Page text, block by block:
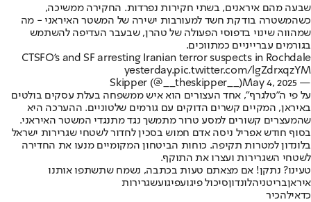
שבעה מהם איראנים, בשתי חקירות נפרדות. החקירה ממשיכה,
כשהמשטרה בודקת חשד למעורבות ישירה של המשטר האיראני - מה
שמהווה שינוי בדפוסי הפעולה של טהרן, שבעבר העדיפה להשתמש
בגורמים עברייניים כמתווכים.
CTSFO’s and SF arresting Iranian terror suspects in Rochdale
yesterday.pic.twitter.com/lgZdrxqzYM
— Skipper (@__theskipper__)
May 4, 2025
על פי ה״טלגרף״, אחד העצורים הוא איש ממשפחה בעלת עסקים בולטים
באיראן, המקיים קשרים הדוקים עם גורמים שלטוניים. ההערכה היא
שהמעצרים קשורים למסע טרור מתמשך נגד מתנגדי המשטר האיראני.
בסוף חודש אפריל ניסה אדם חמוש בסכין לחדור לשטחי שגרירות ישראל
בלונדון למטרות תקיפה. כוחות הביטחון המקומיים מנעו את החדירה
לשטחי השגרירות ועצרו את התוקף.
טעינו? נתקן! אם מצאתם טעות בכתבה, נשמח שתשתפו אותנו
איראןבריטניהלונדוןסיכול פיגועפיגועשגרירות
כדאילהכיר